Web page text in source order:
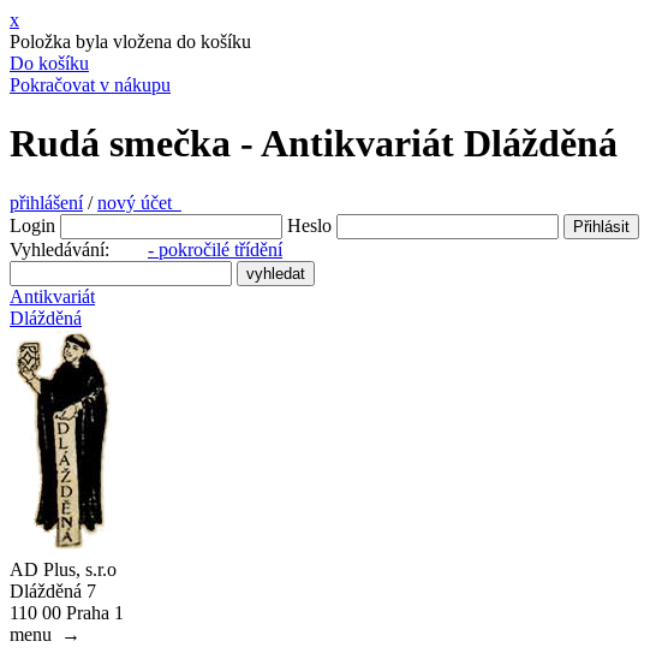
x
Položka byla vložena do košíku
Do košíku
Pokračovat v nákupu
Rudá smečka - Antikvariát Dlážděná
přihlášení/nový účet
Login
Heslo
Vyhledávání: - pokročilé třídění
Antikvariát
Dlážděná
AD Plus, s.r.o
Dlážděná 7
110 00 Praha 1
menu
→